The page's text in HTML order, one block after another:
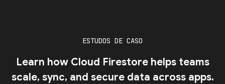
ESTUDOS DE CASO
Learn how Cloud Firestore helps teams
scale, sync, and secure data across apps.